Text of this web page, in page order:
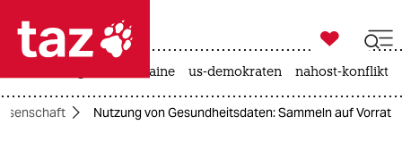
 taz zahl ich
taz zahl ich

taz zahl ich
krieg in der ukraine us-demokraten nahost-konflikt
Nutzung von Gesundheitsdaten: Sammeln auf Vorrat